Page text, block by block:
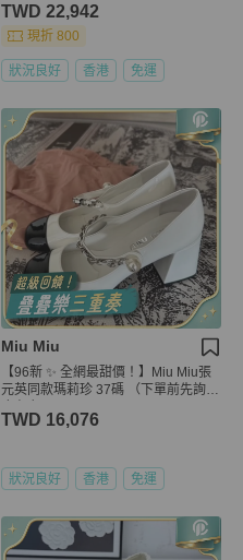
TWD 22,942
現折 800
狀況良好 香港 免運
Miu Miu
【96新 ✨ 全網最甜價！】Miu Miu張
元英同款瑪莉珍 37碼 （下單前先詢問
TWD 16,076
狀況良好 香港 免運